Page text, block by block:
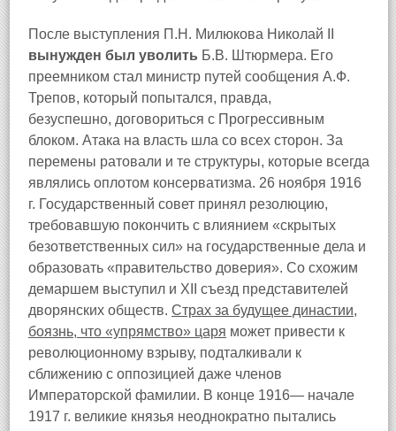
После выступления П.Н. Милюкова Николай II
вынужден был уволить Б.В. Штюрмера. Его
преемником стал министр путей сообщения А.Ф.
Трепов, который попытался, правда,
безуспешно, договориться с Прогрессивным
блоком. Атака на власть шла со всех сторон. За
перемены ратовали и те структуры, которые всегда
являлись оплотом консерватизма. 26 ноября 1916
г. Государственный совет принял резолюцию,
требовавшую покончить с влиянием «скрытых
безответственных сил» на государственные дела и
образовать «правительство доверия». Со схожим
демаршем выступил и XII съезд представителей
дворянских обществ. Страх за будущее династии,
боязнь, что «упрямство» царя может привести к
революционному взрыву, подталкивали к
сближению с оппозицией даже членов
Императорской фамилии. В конце 1916— начале
1917 г. великие князья неоднократно пытались